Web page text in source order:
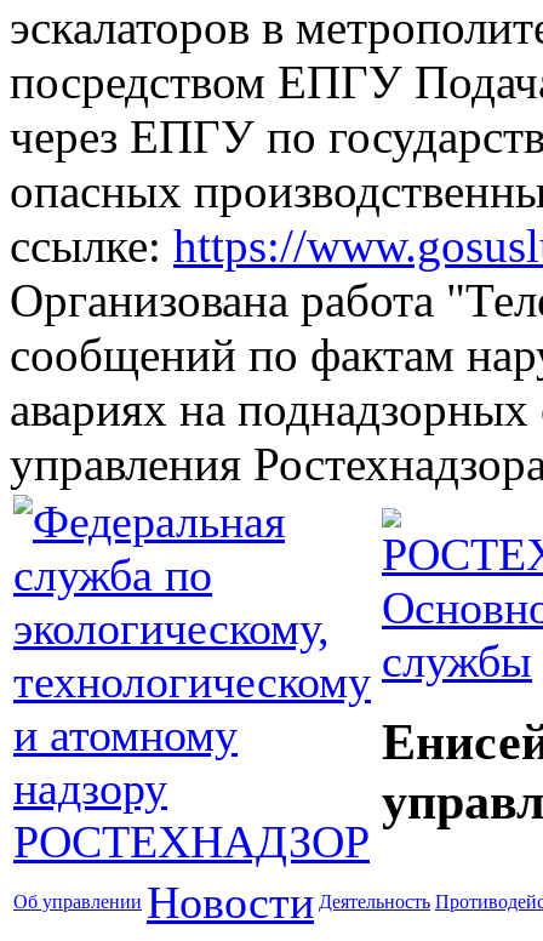
эскалаторов в
посредством ЕПГУ
через ЕПГУ по
опасных
ссылке: https://
Организована работа
сообщений по фактам
авариях на поднадзорных
управления
службы
Об управлении Новости Деятельность